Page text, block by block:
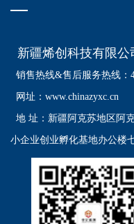
新疆烯创科技有限公
销售热线&售后服务热线：
网址：www.chinazyxc.cn
地 址： 新疆阿克苏地区阿
小企业创业孵化基地办公楼